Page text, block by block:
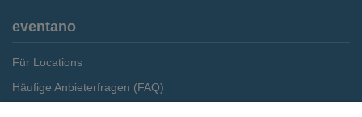
eventano
Für Locations
Häufige Anbieterfragen (FAQ)